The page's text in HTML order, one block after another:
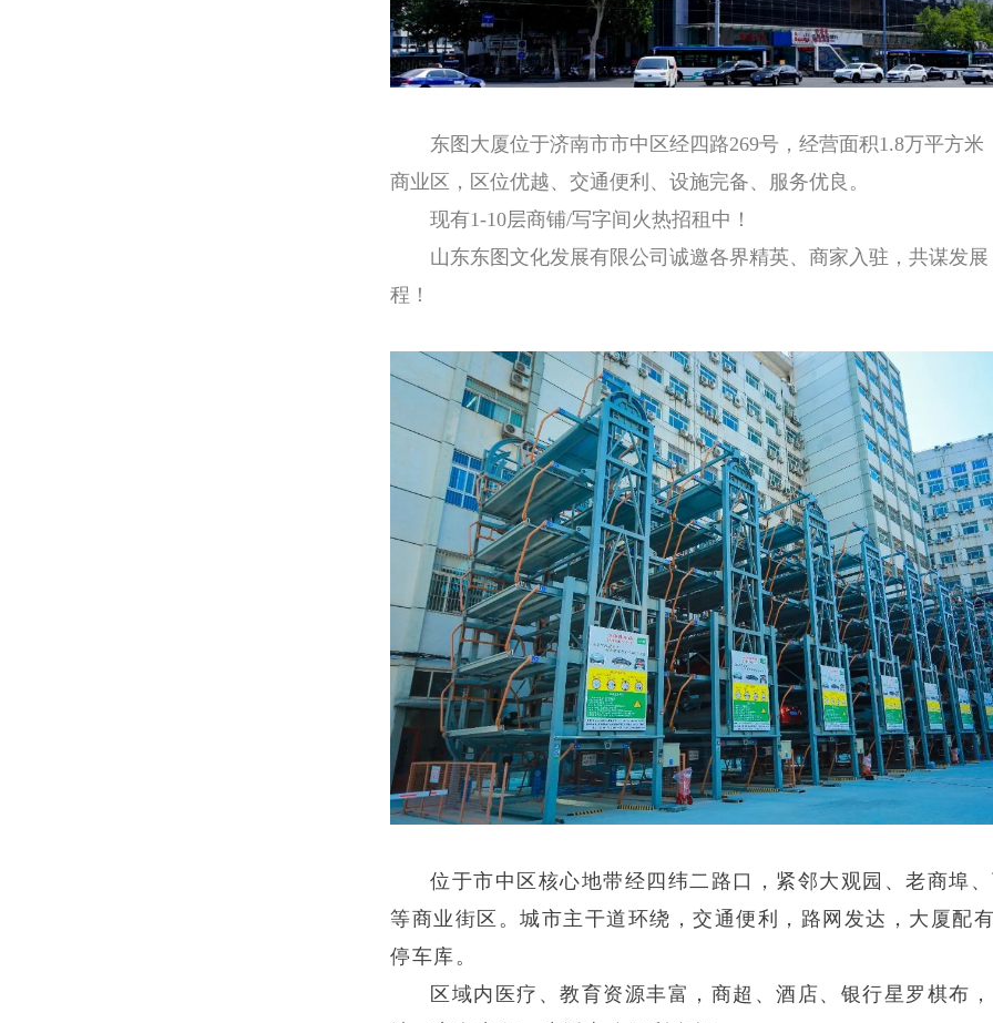
东图大厦位于济南市市中区经四路269号，经营面积1.8万平方米
商业区，区位优越、交通便利、设施完备、服务优良。
现有1-10层商铺/写字间火热招租中！
山东东图文化发展有限公司诚邀各界精英、商家入驻，共谋发
程！
位于市中区核心地带经四纬二路口，紧邻大观园、老商埠
等商业街区。城市主干道环绕，交通便利，路网发达，大厦配
停车库。
区域内医疗、教育资源丰富，商超、酒店、银行星罗棋布